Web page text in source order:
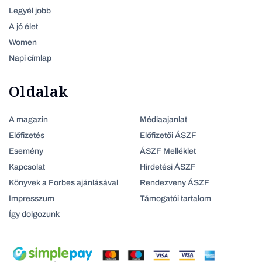
Legyél jobb
A jó élet
Women
Napi címlap
Oldalak
A magazin
Előfizetés
Esemény
Kapcsolat
Könyvek a Forbes ajánlásával
Impresszum
Így dolgozunk
Médiaajanlat
Előfizetői ÁSZF
ÁSZF Melléklet
Hirdetési ÁSZF
Rendezveny ÁSZF
Támogatói tartalom